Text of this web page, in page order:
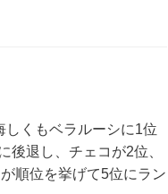
くもベラルーシに1位
退し、チェコが2位、
順位を挙げて5位にラン